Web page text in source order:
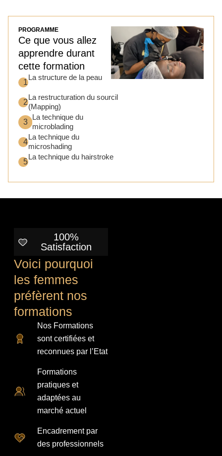
PROGRAMME
Ce que vous allez
apprendre durant
cette formation
1
La structure de la peau
2
La restructuration du sourcil
(Mapping)
3
La technique du
microblading
4
La technique du
microshading
5
La technique du hairstroke
100%
Satisfaction
Voici pourquoi
les femmes
préfèrent nos
formations
Nos Formations
sont certifiées et
reconnues par l’Etat
Formations
pratiques et
adaptées au
marché actuel
Encadrement par
des professionnels